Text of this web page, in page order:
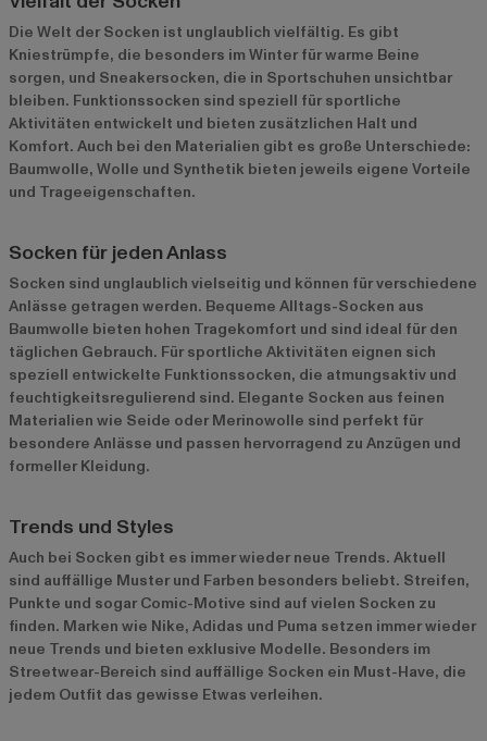
Die Welt der Socken ist unglaublich vielfältig. Es gibt
Kniestrümpfe, die besonders im Winter für warme Beine
sorgen, und Sneakersocken, die in Sportschuhen unsichtbar
bleiben. Funktionssocken sind speziell für sportliche
Aktivitäten entwickelt und bieten zusätzlichen Halt und
Komfort. Auch bei den Materialien gibt es große Unterschiede:
Baumwolle, Wolle und Synthetik bieten jeweils eigene Vorteile
und Trageeigenschaften.
Socken für jeden Anlass
Socken sind unglaublich vielseitig und können für verschiedene
Anlässe getragen werden. Bequeme Alltags-Socken aus
Baumwolle bieten hohen Tragekomfort und sind ideal für den
täglichen Gebrauch. Für sportliche Aktivitäten eignen sich
speziell entwickelte Funktionssocken, die atmungsaktiv und
feuchtigkeitsregulierend sind. Elegante Socken aus feinen
Materialien wie Seide oder Merinowolle sind perfekt für
besondere Anlässe und passen hervorragend zu Anzügen und
formeller Kleidung.
Trends und Styles
Auch bei Socken gibt es immer wieder neue Trends. Aktuell
sind auffällige Muster und Farben besonders beliebt. Streifen,
Punkte und sogar Comic-Motive sind auf vielen Socken zu
finden. Marken wie Nike, Adidas und Puma setzen immer wieder
neue Trends und bieten exklusive Modelle. Besonders im
Streetwear-Bereich sind auffällige Socken ein Must-Have, die
jedem Outfit das gewisse Etwas verleihen.